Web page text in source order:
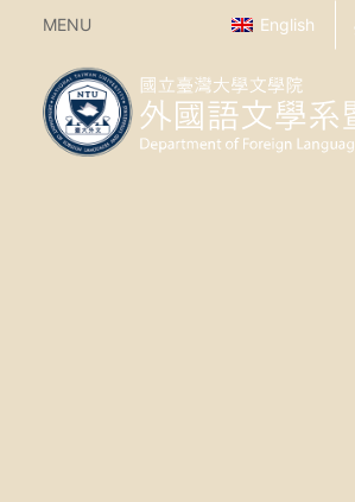
MENU English